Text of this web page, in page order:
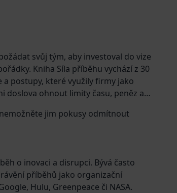
svůj tým, aby investoval do vize
Kniha Síla příběhu vychází z 30
postupy, které využily firmy jako
doslova ohnout limity času, peněz a
jim pokusy odmítnout
o inovaci a disrupci. Bývá často
příběhů jako organizační
Hulu, Greenpeace či NASA.